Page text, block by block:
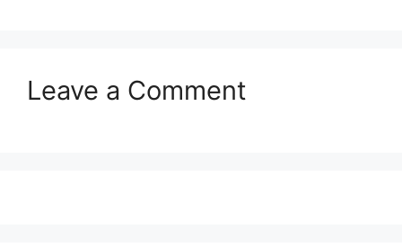
Leave a Comment